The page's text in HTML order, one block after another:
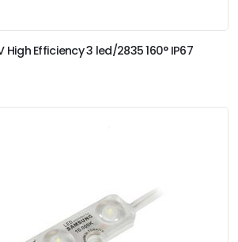
High Efficiency 3 led/2835 160° IP67